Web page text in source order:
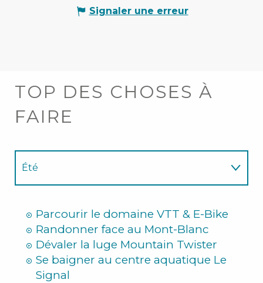
Signaler une erreur
TOP DES CHOSES À
FAIRE
Été
Parcourir le domaine VTT & E-Bike
Randonner face au Mont-Blanc
Dévaler la luge Mountain Twister
Se baigner au centre aquatique Le
Signal